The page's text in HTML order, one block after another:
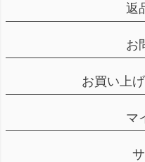
返
お
お買い上
マ